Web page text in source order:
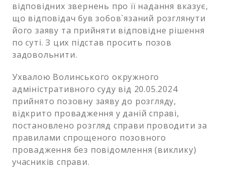
відповідних звернень про її надання вказує,
що відповідач був зобов`язаний розглянути
його заяву та прийняти відповідне рішення
по суті. З цих підстав просить позов
задовольнити.
Ухвалою Волинського окружного
адміністративного суду від 20.05.2024
прийнято позовну заяву до розгляду,
відкрито провадження у даній справі,
постановлено розгляд справи проводити за
правилами спрощеного позовного
провадження без повідомлення (виклику)
учасників справи.